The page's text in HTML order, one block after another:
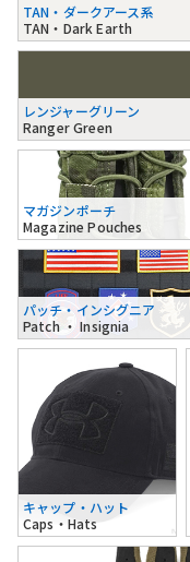
TAN・ダークアース系
TAN・Dark Earth
レンジャーグリーン
Ranger Green
マガジンポーチ
Magazine Pouches
パッチ・インシグニア
Patch ・ Insignia
キャップ・ハット
Caps・Hats